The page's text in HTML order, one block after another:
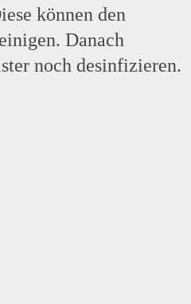
können den
Danach
noch desinfizieren.